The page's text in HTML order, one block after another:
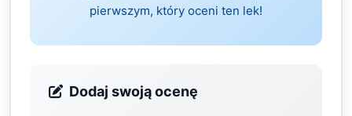
pierwszym, który oceni ten lek!
Dodaj swoją ocenę